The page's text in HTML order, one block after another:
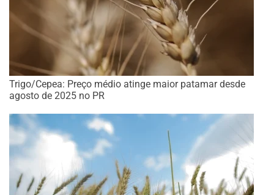
Trigo/Cepea: Preço médio atinge maior patamar desde
agosto de 2025 no PR